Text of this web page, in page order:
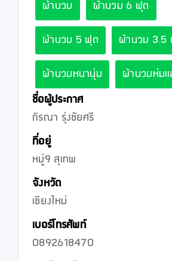
ผ้านวม ผ้านวม 6 ฟุต
ผ้านวม 5 ฟุต ผ้านวม 3.5
ผ้านวมหนานุ่ม ผ้านวมห่มแ
ชื่อผู้ประกาศ
กิรณา รุ่งชัยศรี
ที่อยู่
หมู่9 สุเทพ
จังหวัด
เชียงใหม่
เบอร์โทรศัพท์
0892618470